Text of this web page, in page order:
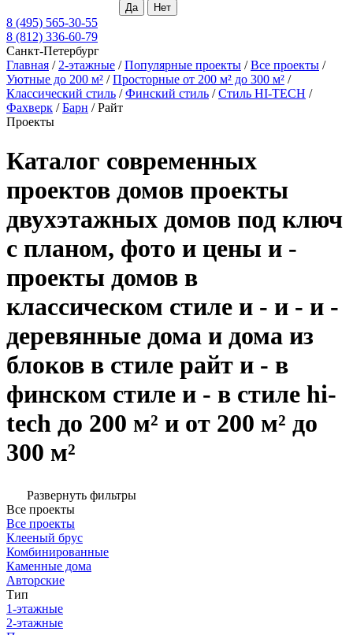
8 (495) 565-30-55
8 (812) 336-60-79
Санкт-Петербург
Главная / 2-этажные /Популярные проекты /Все проекты /
Уютные до 200 м² /Просторные от 200 м² до 300 м² /
Классический стиль /Финский стиль /Стиль HI-TECH /
Фахверк /Барн /Райт
Проекты
Каталог современных
проектов домов проекты
двухэтажных домов под ключ
с планом, фото и цены и -
проекты домов в
классическом стиле и - и - и -
деревянные дома и дома из
блоков в стиле райт и - в
финском стиле и - в стиле hi-
tech до 200 м² и от 200 м² до
300 м²
Развернуть фильтры
Все проекты
Все проекты
Клееный брус
Комбинированные
Каменные дома
Авторские
Тип
1-этажные
2-этажные